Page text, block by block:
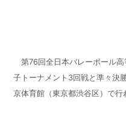
第76回全日本バレーボール
子トーナメント3回戦と準々決
京体育館（東京都渋谷区）で行